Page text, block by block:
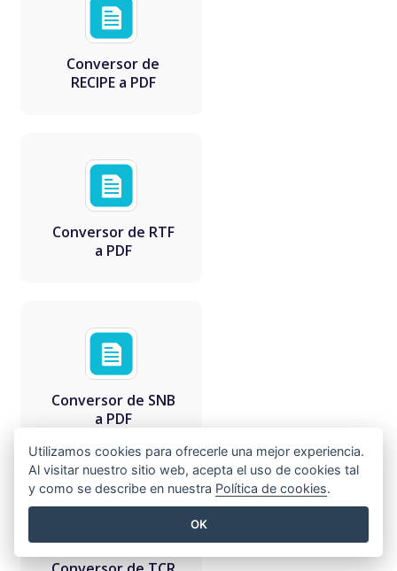
Conversor de
RECIPE a PDF
Conversor de RTF
a PDF
Conversor de SNB
a PDF
Utilizamos cookies para ofrecerle una mejor experiencia.
Al visitar nuestro sitio web, acepta el uso de cookies tal
y como se describe en nuestra Política de cookies.
OK